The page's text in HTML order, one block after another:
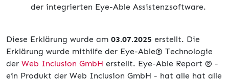
der integrierten Eye-Able Assistenzsoftware.
Diese Erklärung wurde am 03.07.2025 erstellt. Die
Erklärung wurde mithilfe der Eye-Able® Technologie
der Web Inclusion GmbH erstellt. Eye-Able Report ® -
ein Produkt der Web Inclusion GmbH - hat alle hat alle